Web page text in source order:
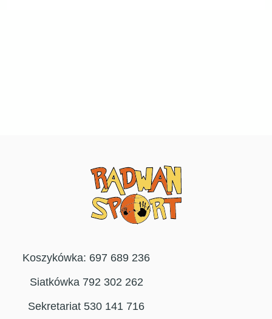
Koszykówka: 697 689 236
Siatkówka 792 302 262
Sekretariat 530 141 716